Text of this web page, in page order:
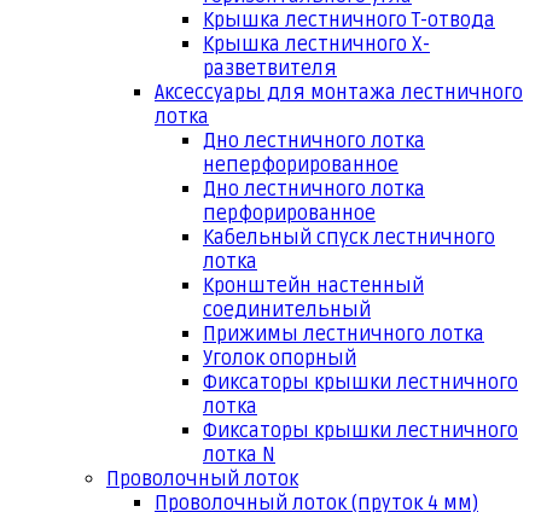
Крышка лестничного Т-отвода
Крышка лестничного Х-
разветвителя
Аксессуары для монтажа лестничного
лотка
Дно лестничного лотка
неперфорированное
Дно лестничного лотка
перфорированное
Кабельный спуск лестничного
лотка
Кронштейн настенный
соединительный
Прижимы лестничного лотка
Уголок опорный
Фиксаторы крышки лестничного
лотка
Фиксаторы крышки лестничного
лотка N
Проволочный лоток
Проволочный лоток (пруток 4 мм)